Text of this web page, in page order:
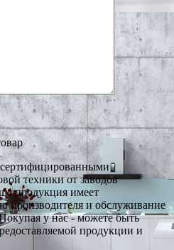
техники от заводов
продукция имеет
производителя и обслуживание
у нас - можете быть
продукции и